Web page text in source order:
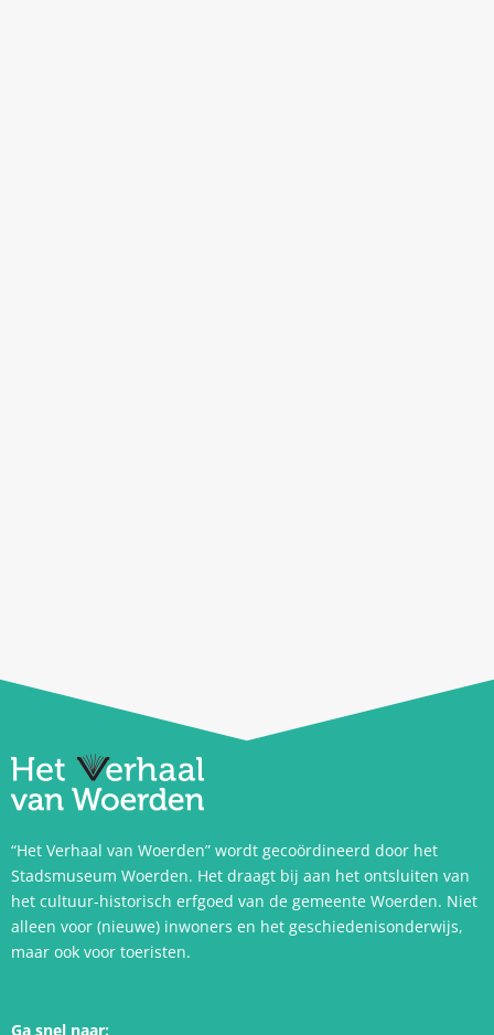
“Het Verhaal van Woerden” wordt gecoördineerd door het
Stadsmuseum Woerden. Het draagt bij aan het ontsluiten van
het cultuur-historisch erfgoed van de gemeente Woerden. Niet
alleen voor (nieuwe) inwoners en het geschiedenisonderwijs,
maar ook voor toeristen.
Ga snel naar: